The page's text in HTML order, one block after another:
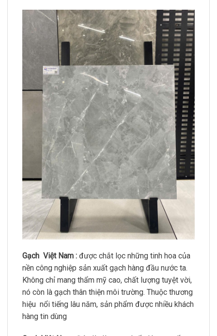
Gạch Việt Nam : được chắt lọc những tinh hoa của
nền công nghiệp sản xuất gạch hàng đầu nước ta.
Không chỉ mang thẩm mỹ cao, chất lượng tuyệt vời,
nó còn là gạch thân thiện môi trường. Thuộc thương
hiệu nổi tiếng lâu năm, sản phẩm được nhiều khách
hàng tin dùng